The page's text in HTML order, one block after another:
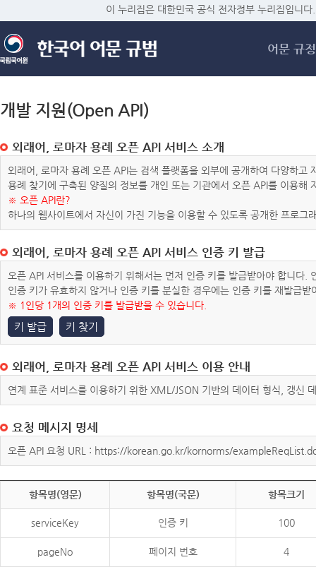
메
이 누리집은 대한민국 공식 전자정부 누리집입니다.
어문 규정
개발 지원(Open API)
외래어, 로마자 용례 오픈 API 서비스 소개
외래어, 로마자 용례 오픈 API는 검색 플랫폼을 외부에 공개하여 다양하
용례 찾기에 구축된 양질의 정보를 개인 또는 기관에서 오픈 API를 이용해
※ 오픈 API란?
하나의 웹사이트에서 자신이 가진 기능을 이용할 수 있도록 공개한 프로그
외래어, 로마자 용례 오픈 API 서비스 인증 키 발급
오픈 API 서비스를 이용하기 위해서는 먼저 인증 키를 발급받아야 합니다
인증 키가 유효하지 않거나 인증 키를 분실한 경우에는 인증 키를 재발급받
※ 1인당 1개의 인증 키를 발급받을 수 있습니다.
키 발급 키 찾기
외래어, 로마자 용례 오픈 API 서비스 이용 안내
연계 표준 서비스를 이용하기 위한 XML/JSON 기반의 데이터 형식, 갱신
요청 메시지 명세
오픈 API 요청 URL : https://korean.go.kr/kornorms/
항목명(영문) 항목명(국문) 항목크기
serviceKey 인증 키 100
pageNo 페이지 번호 4